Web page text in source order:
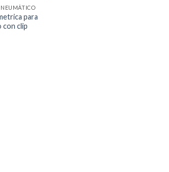
para
con clip